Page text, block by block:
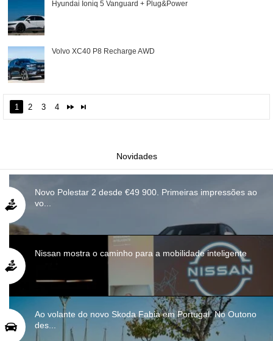
Hyundai Ioniq 5 Vanguard + Plug&Power
Volvo XC40 P8 Recharge AWD
1 2 3 4
Novidades
Novo Polestar 2 desde €49 900. Primeiras impressões ao
vo...
Nissan mostra o caminho para a mobilidade inteligente
Ao volante do novo Skoda Fabia em Portugal. No Outono
des...